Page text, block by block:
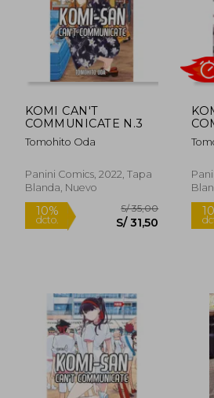
dcto. S/ 31,50
Rápido
KOMI CAN'T
COMMUNICATE N.3
Tomohito Oda
Panini Comics, 2022, Tapa
Blanda, Nuevo